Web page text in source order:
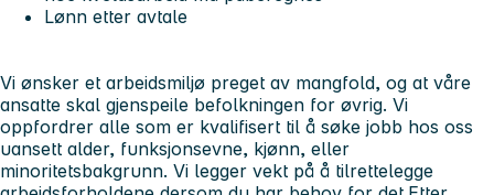
Lønn etter avtale
Vi ønsker et arbeidsmiljø preget av mangfold, og at våre
ansatte skal gjenspeile befolkningen for øvrig. Vi
oppfordrer alle som er kvalifisert til å søke jobb hos oss
uansett alder, funksjonsevne, kjønn, eller
minoritetsbakgrunn. Vi legger vekt på å tilrettelegge